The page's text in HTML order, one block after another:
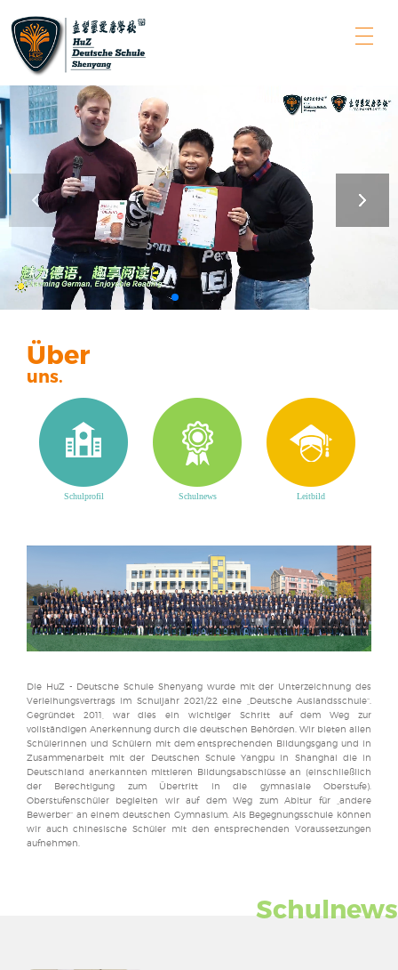
Über
uns.
Schulprofil Schulnews Leitbild
Die HuZ - Deutsche Schule Shenyang wurde mit der Unterzeichnung des
Verleihungsvertrags im Schuljahr 2021/22 eine „Deutsche Auslandsschule“.
Gegründet 2011, war dies ein wichtiger Schritt auf dem Weg zur
vollständigen Anerkennung durch die deutschen Behörden. Wir bieten allen
Schülerinnen und Schülern mit dem entsprechenden Bildungsgang und in
Zusammenarbeit mit der Deutschen Schule Yangpu in Shanghai die in
Deutschland anerkannten mittleren Bildungsabschlüsse an (einschließlich
der Berechtigung zum Übertritt in die gymnasiale Oberstufe).
Oberstufenschüler begleiten wir auf dem Weg zum Abitur für „andere
Bewerber“ an einem deutschen Gymnasium. Als Begegnungsschule können
wir auch chinesische Schüler mit den entsprechenden Voraussetzungen
aufnehmen.
Schulnews